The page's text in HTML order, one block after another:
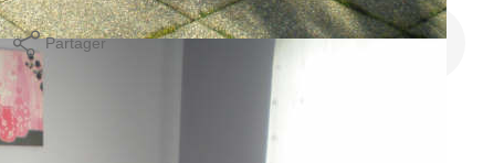
Partager Calculer mon budget